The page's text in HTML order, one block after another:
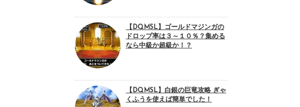
【DQMSL】ゴールドマジンガの
ドロップ率は３～１０％？集める
なら中級か超級か！？
【DQMSL】白銀の巨竜攻略 ぎゃ
くふうを使えば簡単でした！